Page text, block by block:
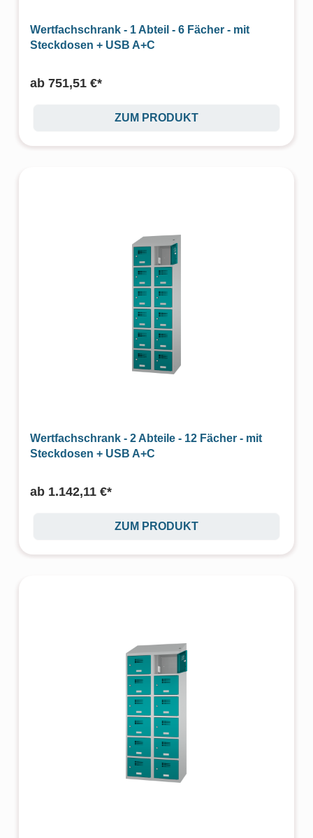
Wertfachschrank - 1 Abteil - 6 Fächer - mit
Steckdosen + USB A+C
ab 751,51 €*
ZUM PRODUKT
Wertfachschrank - 2 Abteile - 12 Fächer - mit
Steckdosen + USB A+C
ab 1.142,11 €*
ZUM PRODUKT